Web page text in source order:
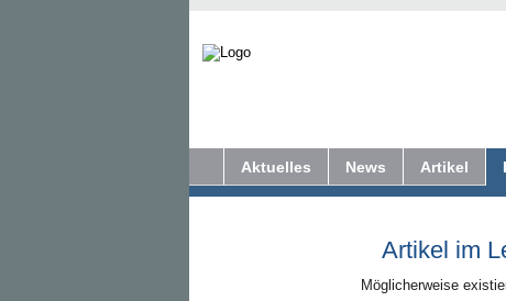
Aktuelles News Artikel
Artikel im
Möglicherweise